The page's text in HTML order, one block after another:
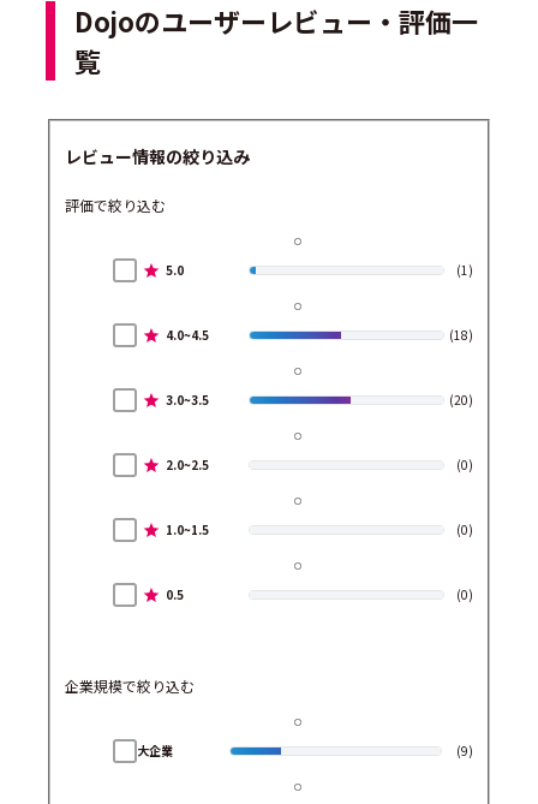
Dojoのユーザーレビュー・評価一
覧
レビュー情報の絞り込み
評価で絞り込む
5.0 (1)
4.0~4.5 (18)
3.0~3.5 (20)
2.0~2.5 (0)
1.0~1.5 (0)
0.5 (0)
企業規模で絞り込む
大企業 (9)